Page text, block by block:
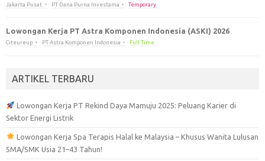
Jakarta Pusat PT Dana Purna Investama Temporary
Lowongan Kerja PT Astra Komponen Indonesia (ASKI) 2026
Citeureup PT Astra Komponen Indonesia Full Time
ARTIKEL TERBARU
Lowongan Kerja PT Rekind Daya Mamuju 2025: Peluang Karier di
Sektor Energi Listrik
Lowongan Kerja Spa Terapis Halal ke Malaysia – Khusus Wanita Lulusan
SMA/SMK Usia 21–43 Tahun!